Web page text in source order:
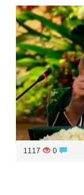
جماعة الحوثي تعلن الحرب و اذرع طهران تخطط باعمال ارهابية واسعة تطال دول الشرق الاوسط
جدة
مقتل شخصين وإصابة 14 إثر انفجار عبوة ناسفة داخل حافلة في ريف دمشق
1117